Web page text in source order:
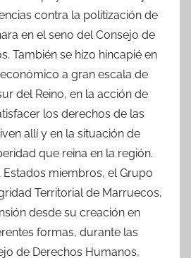
contra la politización de
en el seno del Consejo de
También se hizo hincapié en
a gran escala de
del Reino, en la acción de
los derechos de las
allí y en la situación de
que reina en la región.
miembros, el Grupo
Territorial de Marruecos,
desde su creación en
formas, durante las
de Derechos Humanos,